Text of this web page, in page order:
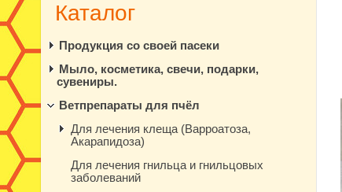
Каталог
Продукция со своей пасеки
Мыло, косметика, свечи, подарки,
сувениры.
Ветпрепараты для пчёл
Для лечения клеща (Варроатоза,
Акарапидоза)
Для лечения гнильца и гнильцовых
заболеваний